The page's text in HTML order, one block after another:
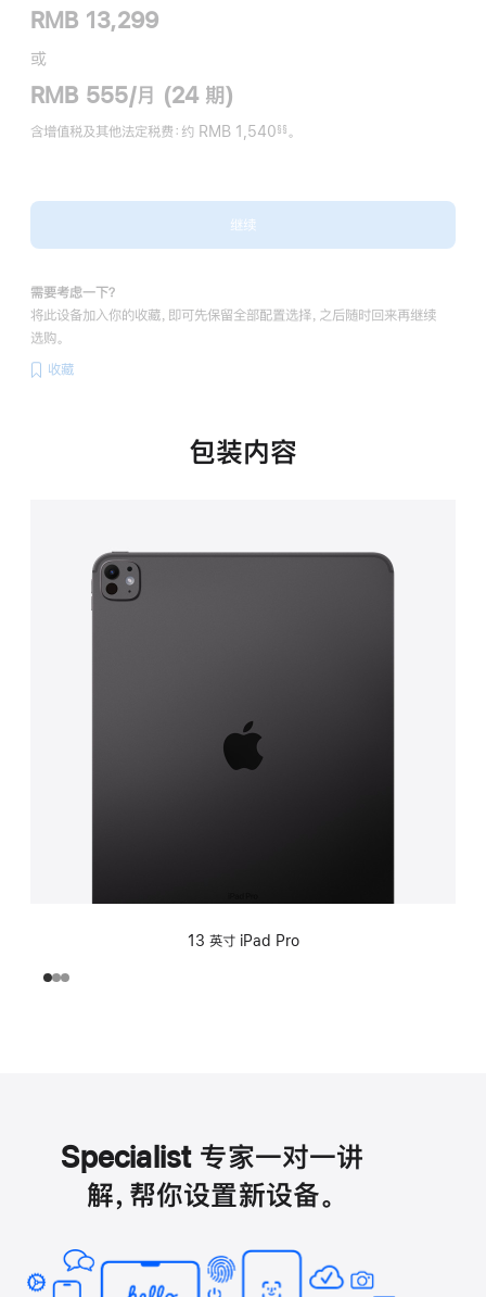
RMB 13,299
或
RMB 555/月 (24 期)
含增值税及其他法定税费 ：约 RMB 1,540 §§ 。
继续
需要考虑一下？
将此设备加入你的收藏，即可先保留全部配置选择，之后随时回来再继续
选购。
收藏
包装内容
13 英寸 iPad Pro
Specialist 专家一对一讲
解，帮你设置新设备。